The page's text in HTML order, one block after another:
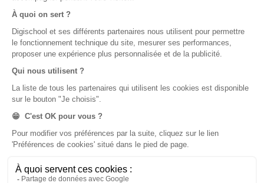
Notre chaîne Youtube
digiSchool Code
Code auto
Examens blancs
Réserver une session
Examens blancs
Réserver une session